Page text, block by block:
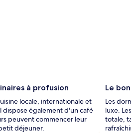
à profusion
locale, internationale et
dispose également d'un café
peuvent commencer leur
déjeuner.
Le
Les
luxe.
totale,